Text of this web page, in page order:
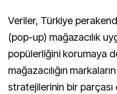
Veriler, Türkiye
(pop-up) mağazacılık
popülerliğini korumaya
mağazacılığın
stratejilerinin bir